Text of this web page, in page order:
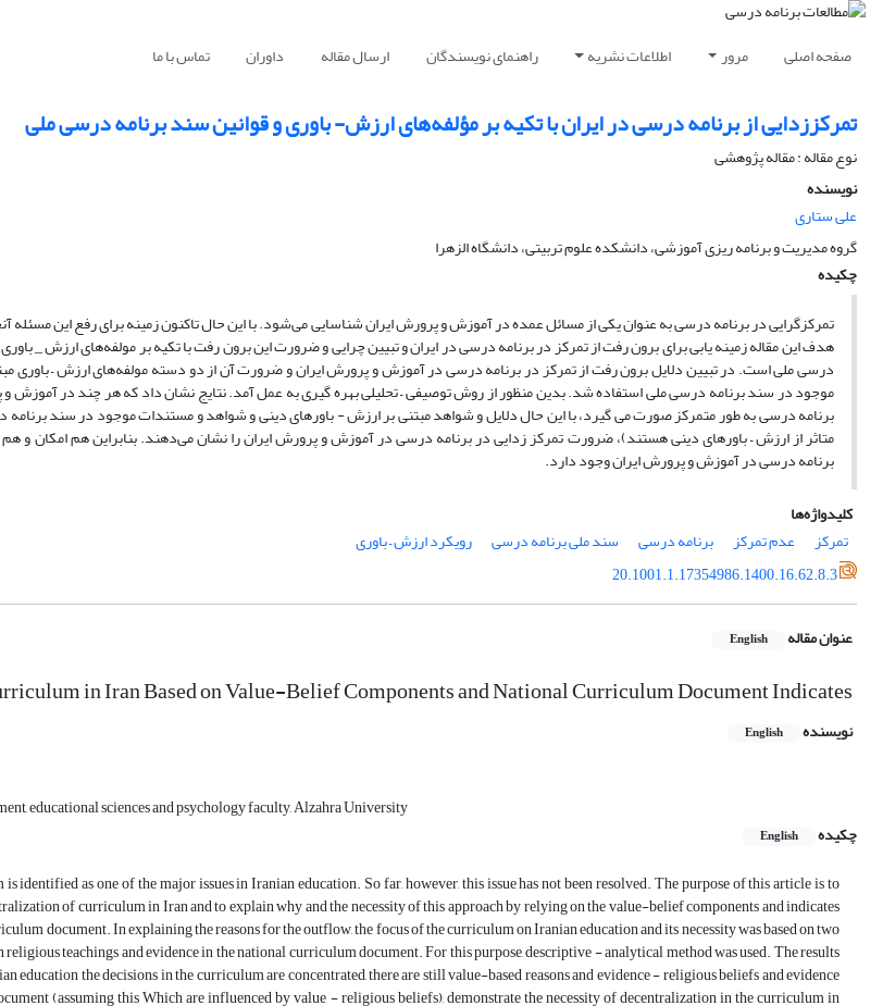
صفحه اصلی مرور اطلاعات نشریه راهنمای نویسندگان ارسال مقاله داوران تماس با ما
تمرکززدایی از برنامه درسی در ایران با تکیه بر مؤلفه‌های ارزش- باوری و قوانین سند برنامه درسی ملی
نوع مقاله : مقاله پژوهشی
نویسنده
علی ستاری
گروه مدیریت و برنامه ریزی آموزشی، دانشکده علوم تربیتی، دانشگاه الزهرا
چکیده
تمرکزگرایی در برنامه درسی به عنوان یکی از مسائل عمده در آموزش و پرورش ایران شناسایی می‌شود. با این حال تاکنون زمینه برای رفع این مسئله
هدف این مقاله زمینه یابی برای برون رفت از تمرکز در برنامه درسی در ایران و تبیین چرایی و ضرورت این برون رفت با تکیه بر مولفه‌های ارزش _
درسی ملی است. در تبیین دلایل برون رفت از تمرکز در برنامه درسی در آموزش و پرورش ایران و ضرورت آن از دو دسته مولفه‌های ارزش – باوری
موجود در سند برنامه درسی ملی استفاده شد. بدین منظور از روش توصیفی – تحلیلی بهره گیری به عمل آمد. نتایج نشان داد که هر چند در آموزش
برنامه درسی به طور متمرکز صورت می گیرد، با این حال دلایل و شواهد مبتنی بر ارزش - باورهای دینی و شواهد و مستندات موجود در سند
متاثر از ارزش – باورهای دینی هستند)، ضرورت تمرکز زدایی در برنامه درسی در آموزش و پرورش ایران را نشان می‌دهند. بنابراین هم امکان و
برنامه درسی در آموزش و پرورش ایران وجود دارد.
کلیدواژه‌ها
تمرکز
عدم تمرکز برنامه درسی سند ملی برنامه درسی
رویکرد ارزش – باوری
20.1001.1.17354986.1400.16.62.8.3
عنوان مقاله English
in Iran Based on Value-Belief Components and National Curriculum Document Indicates
نویسنده English
educational sciences and psychology faculty, Alzahra University
چکیده
English
identified as one of the major issues in Iranian education. So far, however, this issue has not been resolved. The purpose of this article is to
of curriculum in Iran and to explain why and the necessity of this approach by relying on the value-belief components and indicates
document. In explaining the reasons for the outflow, the focus of the curriculum on Iranian education and its necessity was based on two
teachings and evidence in the national curriculum document. For this purpose, descriptive - analytical method was used. The results
education the decisions in the curriculum are concentrated, there are still value-based reasons and evidence - religious beliefs and evidence
(assuming this Which are influenced by value - religious beliefs), demonstrate the necessity of decentralization in the curriculum in